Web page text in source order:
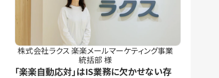
株式会社ラクス 楽楽メールマーケティング事業
統括部 様
「楽楽自動応対」はIS業務に欠かせない存